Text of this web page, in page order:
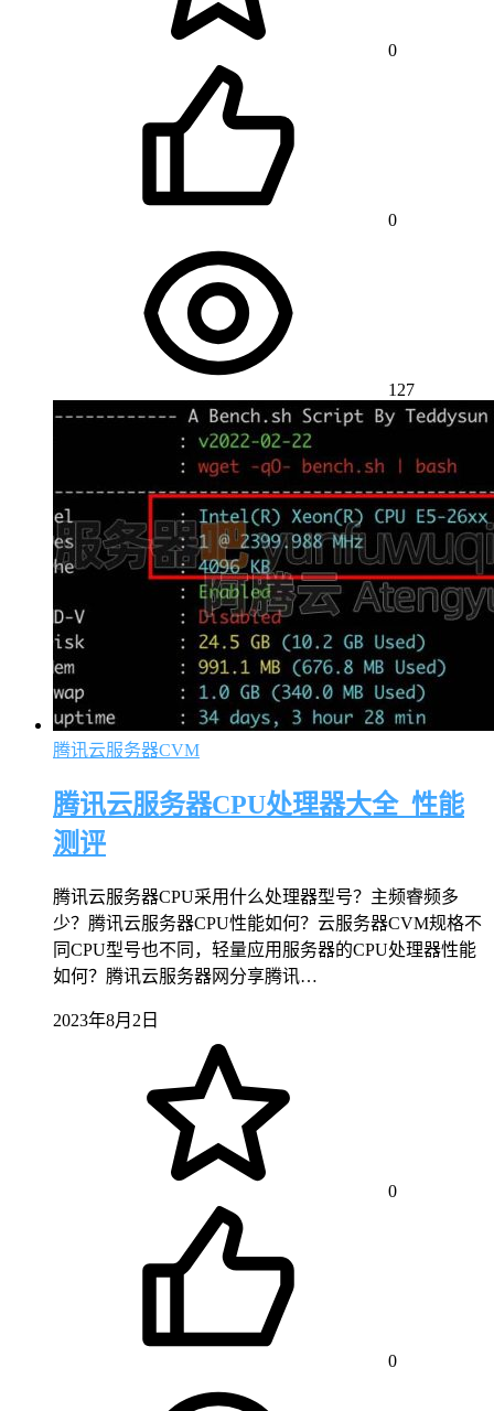
0
0
127
腾讯云服务器CVM
腾讯云服务器CPU处理器大全_性能
测评
腾讯云服务器CPU采用什么处理器型号？主频睿频多
少？腾讯云服务器CPU性能如何？云服务器CVM规格不
同CPU型号也不同，轻量应用服务器的CPU处理器性能
如何？腾讯云服务器网分享腾讯…
2023年8月2日
0
0